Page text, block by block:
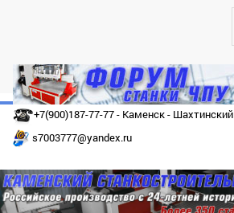
+7(900)187-77-77 - Каменск - Шахтинский
s7003777@yandex.ru